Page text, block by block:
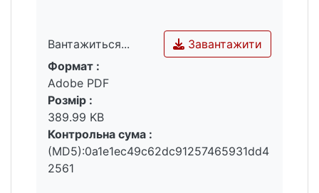
Вантажиться...
Вантажиться...
Завантажити
Формат :
Adobe PDF
Розмір :
389.99 KB
Контрольна сума :
(MD5):0a1e1ec49c62dc91257465931dd4
2561